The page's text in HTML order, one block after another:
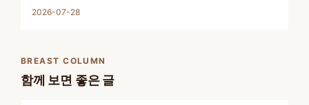
2026-07-28
BREAST COLUMN
함께 보면 좋은 글